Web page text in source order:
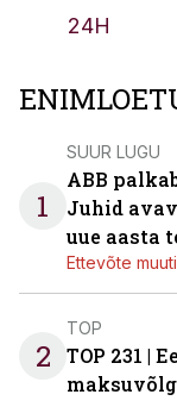
24H
1
SUUR LUGU
ABB
Juhid
uue aasta
Ettevõte
2
TOP
TOP 231 |